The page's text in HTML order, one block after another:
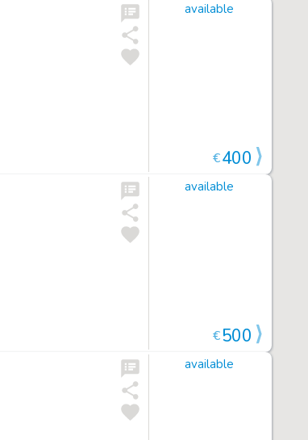
available
€400
available
€500
available